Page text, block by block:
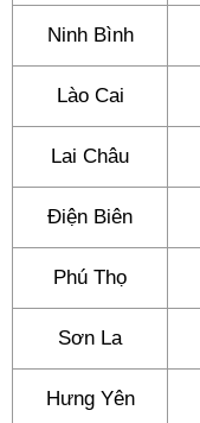
Ninh Bình
Lào Cai
Lai Châu
Điện Biên
Phú Thọ
Sơn La
Hưng Yên